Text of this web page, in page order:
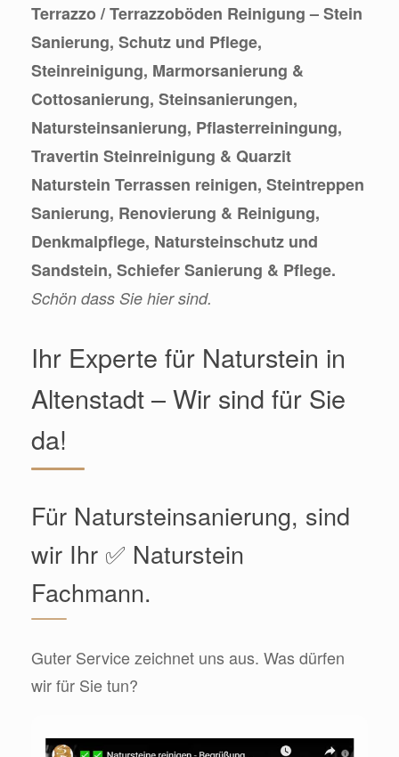
Terrazzo / Terrazzoböden Reinigung – Stein
Sanierung, Schutz und Pflege,
Steinreinigung, Marmorsanierung &
Cottosanierung, Steinsanierungen,
Natursteinsanierung, Pflasterreiningung,
Travertin Steinreinigung & Quarzit
Naturstein Terrassen reinigen, Steintreppen
Sanierung, Renovierung & Reinigung,
Denkmalpflege, Natursteinschutz und
Sandstein, Schiefer Sanierung & Pflege.
Schön dass Sie hier sind.
Ihr Experte für Naturstein in
Altenstadt – Wir sind für Sie
da!
Für Natursteinsanierung, sind
wir Ihr ✅ Naturstein
Fachmann.
Guter Service zeichnet uns aus. Was dürfen
wir für Sie tun?